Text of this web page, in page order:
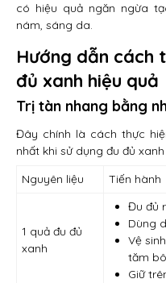
có hiệu quả ngăn ngừa
nám, sáng da.
Hướng dẫn cách
đủ xanh hiệu quả
Trị tàn nhang bằng
Đây chính là cách thực
nhất khi sử dụng đu đủ
Nguyên liệu
Tiến hành
1 quả đu đủ
xanh
Đu đủ
Dùng
Vệ
tăm
Giữ